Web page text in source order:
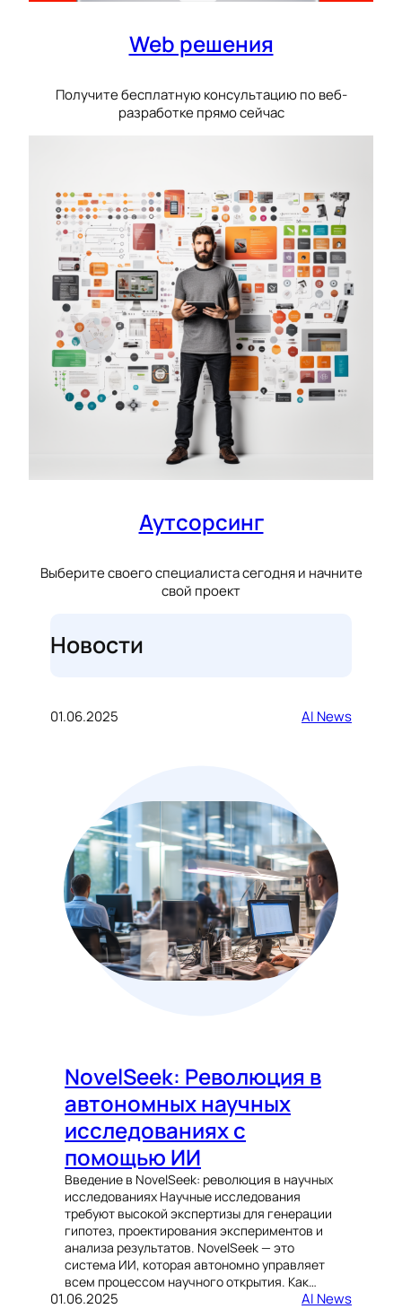
Web решения
Получите бесплатную консультацию по веб-
разработке прямо сейчас
Аутсорсинг
Выберите своего специалиста сегодня и начните
свой проект
Новости
01.06.2025 AI News
NovelSeek: Революция в
автономных научных
исследованиях с
помощью ИИ
Введение в NovelSeek: революция в научных
исследованиях Научные исследования
требуют высокой экспертизы для генерации
гипотез, проектирования экспериментов и
анализа результатов. NovelSeek — это
система ИИ, которая автономно управляет
всем процессом научного открытия. Как…
01.06.2025 AI News